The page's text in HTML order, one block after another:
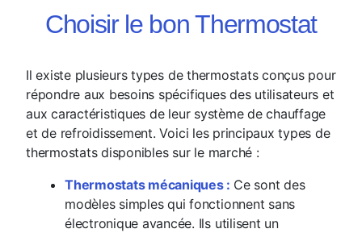
Choisir le bon Thermostat
Il existe plusieurs types de thermostats conçus pour
répondre aux besoins spécifiques des utilisateurs et
aux caractéristiques de leur système de chauffage
et de refroidissement. Voici les principaux types de
thermostats disponibles sur le marché :
Thermostats mécaniques : Ce sont des
modèles simples qui fonctionnent sans
électronique avancée. Ils utilisent un